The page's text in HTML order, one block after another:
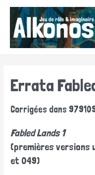
Aller
contenu
Errata
Corrigées dans
Fabled Lands 1
(premières versions
et 049)